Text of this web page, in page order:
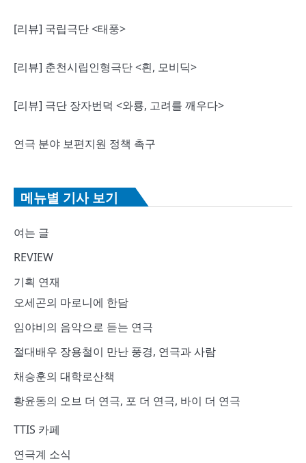
[리뷰] 국립극단 <태풍>
[리뷰] 춘천시립인형극단 <흰, 모비딕>
[리뷰] 극단 장자번덕 <와룡, 고려를 깨우다>
연극 분야 보편지원 정책 촉구
메뉴별 기사 보기
여는 글
REVIEW
기획 연재
오세곤의 마로니에 한담
임야비의 음악으로 듣는 연극
절대배우 장용철이 만난 풍경, 연극과 사람
채승훈의 대학로산책
황윤동의 오브 더 연극, 포 더 연극, 바이 더 연극
TTIS 카페
연극계 소식